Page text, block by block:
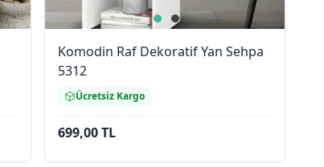
Komodin Raf Dekoratif Yan Sehpa
5312
Ücretsiz Kargo
699,00 TL